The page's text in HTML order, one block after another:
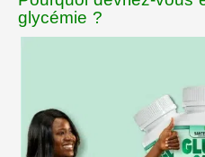
glycémie ?